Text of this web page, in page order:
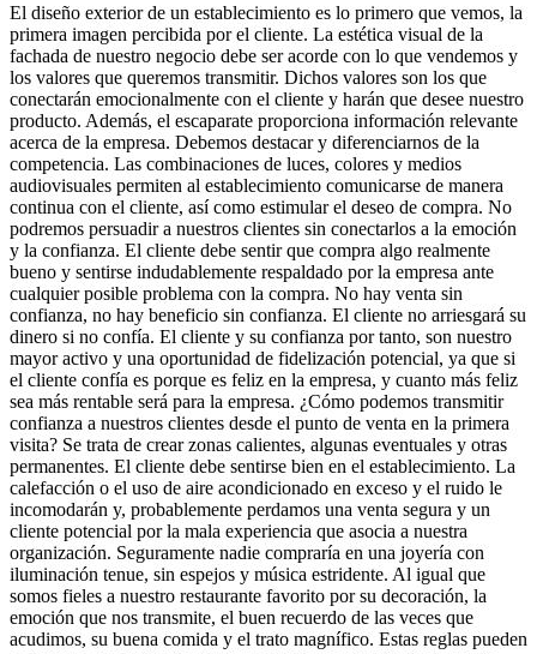
El diseño exterior de un establecimiento es lo primero que vemos, la
primera imagen percibida por el cliente. La estética visual de la
fachada de nuestro negocio debe ser acorde con lo que vendemos y
los valores que queremos transmitir. Dichos valores son los que
conectarán emocionalmente con el cliente y harán que desee nuestro
producto. Además, el escaparate proporciona información relevante
acerca de la empresa. Debemos destacar y diferenciarnos de la
competencia. Las combinaciones de luces, colores y medios
audiovisuales permiten al establecimiento comunicarse de manera
continua con el cliente, así como estimular el deseo de compra. No
podremos persuadir a nuestros clientes sin conectarlos a la emoción
y la confianza. El cliente debe sentir que compra algo realmente
bueno y sentirse indudablemente respaldado por la empresa ante
cualquier posible problema con la compra. No hay venta sin
confianza, no hay beneficio sin confianza. El cliente no arriesgará su
dinero si no confía. El cliente y su confianza por tanto, son nuestro
mayor activo y una oportunidad de fidelización potencial, ya que si
el cliente confía es porque es feliz en la empresa, y cuanto más feliz
sea más rentable será para la empresa. ¿Cómo podemos transmitir
confianza a nuestros clientes desde el punto de venta en la primera
visita? Se trata de crear zonas calientes, algunas eventuales y otras
permanentes. El cliente debe sentirse bien en el establecimiento. La
calefacción o el uso de aire acondicionado en exceso y el ruido le
incomodarán y, probablemente perdamos una venta segura y un
cliente potencial por la mala experiencia que asocia a nuestra
organización. Seguramente nadie compraría en una joyería con
iluminación tenue, sin espejos y música estridente. Al igual que
somos fieles a nuestro restaurante favorito por su decoración, la
emoción que nos transmite, el buen recuerdo de las veces que
acudimos, su buena comida y el trato magnífico. Estas reglas pueden